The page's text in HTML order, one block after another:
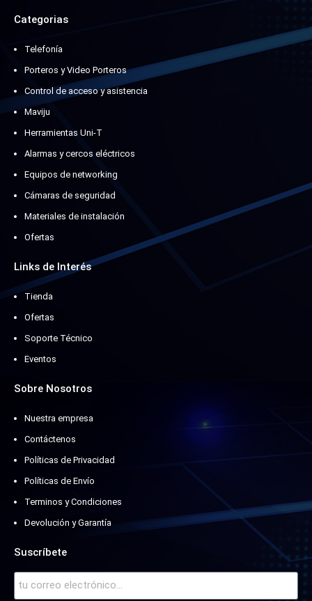
Categorias
Telefonía
Porteros y Video Porteros
Control de acceso y asistencia
Maviju
Herramientas Uni-T
Alarmas y cercos eléctricos
Equipos de networking
Cámaras de seguridad
Materiales de instalación
Ofertas
Links de Interés
Tienda
Ofertas
Soporte Técnico
Eventos
Sobre Nosotros
Nuestra empresa
Contáctenos
Políticas de Privacidad
Políticas de Envío
Terminos y Condiciones
Devolución y Garantía
Suscríbete